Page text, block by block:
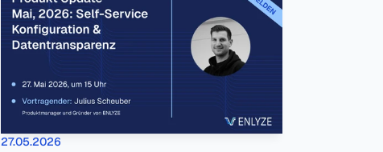
27.05.2026